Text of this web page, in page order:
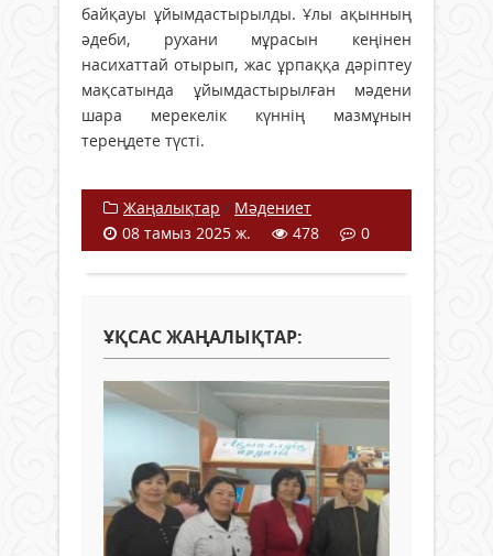
байқауы ұйымдастырылды. Ұлы ақынның
әдеби, рухани мұрасын кеңінен
насихаттай отырып, жас ұрпаққа дәріптеу
мақсатында ұйымдастырылған мәдени
шара мерекелік күннің мазмұнын
тереңдете түсті.
Жаңалықтар / Мәдениет
08 тамыз 2025 ж.
478 0
ҰҚСАС ЖАҢАЛЫҚТАР: